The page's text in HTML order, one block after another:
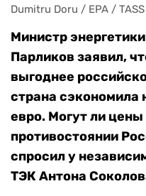
Dumitru Doru / EPA / TASS
Министр
Парликов заявил,
выгоднее
страна сэкономила
евро. Могут ли
противостоянии
спросил у
ТЭК Антона